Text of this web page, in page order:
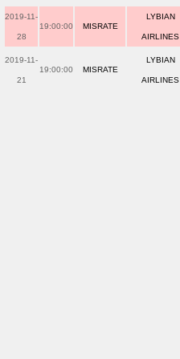
2019-11-
28
19:00:00 MISRATE
LYBIAN
AIRLINES
2019-11-
21
19:00:00 MISRATE
LYBIAN
AIRLINES